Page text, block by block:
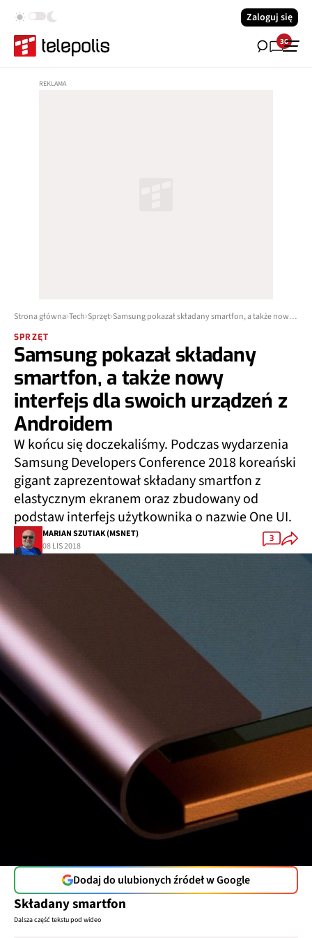
Zaloguj się
36
Strona główna Tech Sprzęt Samsung pokazał składany smartfon, a także nowy interfejs dla swoich urządzeń z Androidem
SPRZĘT
Samsung pokazał składany
smartfon, a także nowy
interfejs dla swoich urządzeń z
Androidem
W końcu się doczekaliśmy. Podczas wydarzenia
Samsung Developers Conference 2018 koreański
gigant zaprezentował składany smartfon z
elastycznym ekranem oraz zbudowany od
podstaw interfejs użytkownika o nazwie One UI.
MARIAN SZUTIAK (MSNET)
08 LIS 2018
3
Dodaj do ulubionych źródeł w Google
Składany smartfon
Dalsza część tekstu pod wideo